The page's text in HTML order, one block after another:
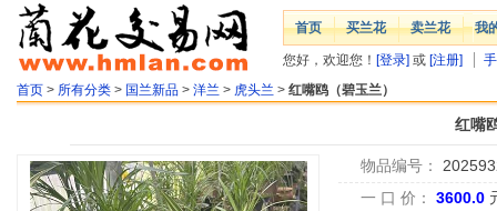
首页 买兰花 卖兰花 我
您好，欢迎您！ [登录] 或 [注册]
首页 > 所有分类 > 国兰新品 > 洋兰 > 虎头兰 > 红嘴鸥（碧玉兰）
红嘴
物品编号：
一 口 价：
3600.0